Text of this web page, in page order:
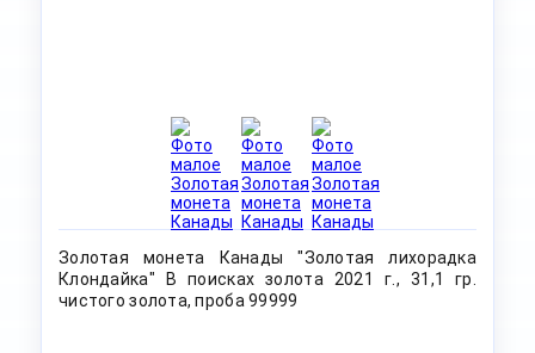
Золотая монета Канады "Золотая лихорадка
Клондайка" В поисках золота 2021 г., 31,1 гр.
чистого золота, проба 99999